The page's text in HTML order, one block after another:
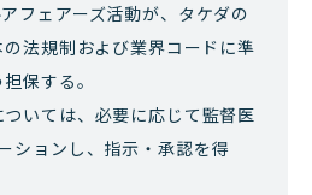
フェアーズ活動が、タケダの
法規制および業界コードに準
保する。
ついては、必要に応じて監督医
ションし、指示・承認を得